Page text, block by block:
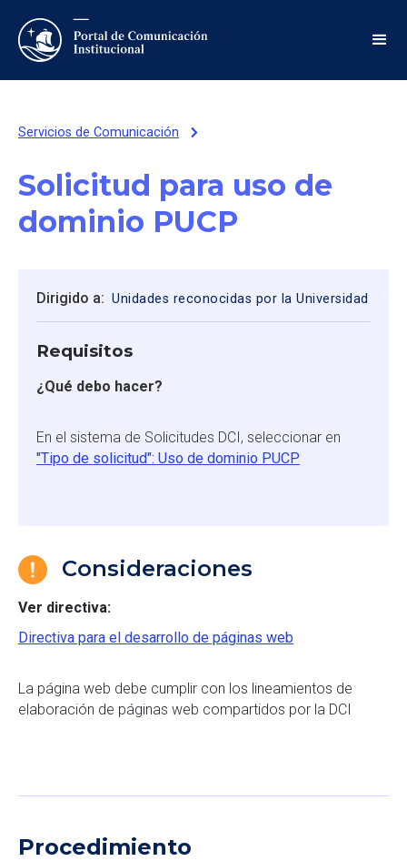
Servicios de Comunicación
Solicitud para uso de
dominio PUCP
Dirigido a: Unidades reconocidas por la Universidad
Requisitos
¿Qué debo hacer?
En el sistema de Solicitudes DCI, seleccionar en
"Tipo de solicitud": Uso de dominio PUCP
Consideraciones
Ver directiva:
Directiva para el desarrollo de páginas web
La página web debe cumplir con los lineamientos de
elaboración de páginas web compartidos por la DCI
Procedimiento